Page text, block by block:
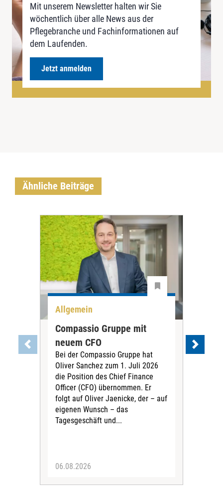
Mit unserem Newsletter halten wir Sie
wöchentlich über alle News aus der
Pflegebranche und Fachinformationen auf
dem Laufenden.
Jetzt anmelden
Ähnliche Beiträge
Allgemein
Compassio Gruppe mit
neuem CFO
Bei der Compassio Gruppe hat
Oliver Sanchez zum 1. Juli 2026
die Position des Chief Finance
Officer (CFO) übernommen. Er
folgt auf Oliver Jaenicke, der – auf
eigenen Wunsch – das
Tagesgeschäft und...
06.08.2026